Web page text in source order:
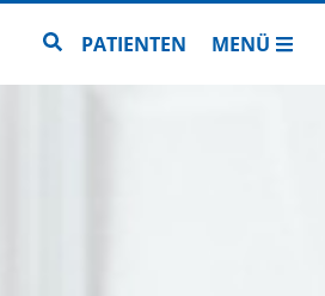
Zur Seitensuche
PATIENTEN MENÜ